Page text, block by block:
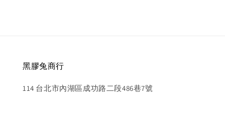
黑膠兔商行
114 台北市內湖區成功路二段486巷7號